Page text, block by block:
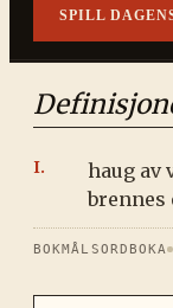
SPILL
haug av
brennes
BOKMÅLSORDBOKA